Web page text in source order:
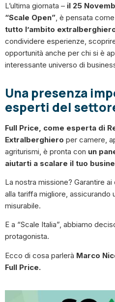
L’ultima giornata – il 25
“Scale Open” , è pensata
tutto l’ambito
condividere esperienze,
opportunità anche per chi si è
interessante universo di
Una presenza
esperti del
Full Price, come esperta di
Extralberghiero per camere,
agriturismi, è pronta con un
aiutarti a scalare il tuo
La nostra missione? Garantire
alla tariffa migliore, assicurando
misurabile.
E a “Scale Italia”, abbiamo
protagonista.
Ecco di cosa parlerà Marco
Full Price.